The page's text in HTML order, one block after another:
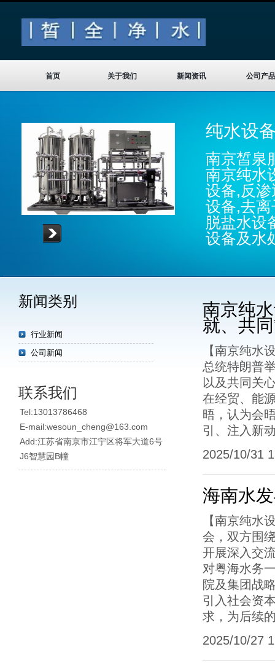
首页 关于我们 新闻资讯 公司产
纯水设
南京皙泉
南京纯水
设备,反
设备,去
脱盐水设
设备及水
南京纯
就、共
【南京纯水
总统特朗普
以及共同关
在经贸、能
晤，认为会
引、注入新
2025/10/31
海南水
【南京纯水
会，双方围
开展深入交
对粤海水务
院及集团战
引入社会资
求，为后续
2025/10/27
新闻类别
行业新闻
公司新闻
联系我们
Tel:13013786468
E-mail:wesoun_cheng@163.com
Add:江苏省南京市江宁区将军大道6号
J6智慧园B幢